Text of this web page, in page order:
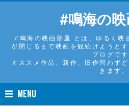
#鳴海の
#鳴海の映画部屋 とは、ゆるく映
が閉じるまで映画を観続けようと
ブログです
オススメ作品、新作、旧作問わず
きます。
MENU